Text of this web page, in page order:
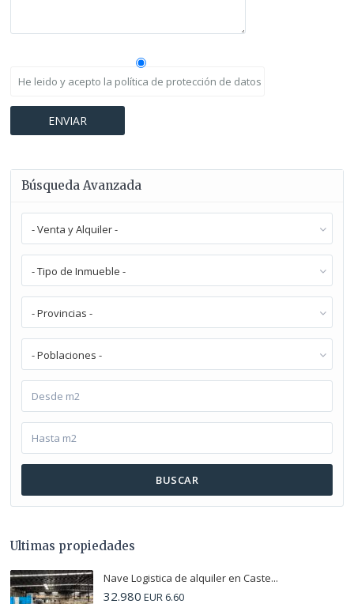
He leido y acepto la política de protección de datos
Búsqueda Avanzada
- Venta y Alquiler -
- Tipo de Inmueble -
- Provincias -
- Poblaciones -
BUSCAR
Ultimas propiedades
Nave Logistica de alquiler en Caste...
32.980 EUR 6.60